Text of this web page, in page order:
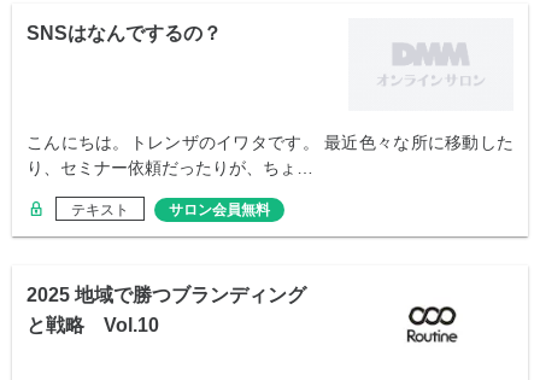
SNSはなんでするの？
こんにちは。トレンザのイワタです。 最近色々な所に移動した
り、セミナー依頼だったりが、ちょ…
テキスト サロン会員無料
2025 地域で勝つブランディング
と戦略 Vol.10